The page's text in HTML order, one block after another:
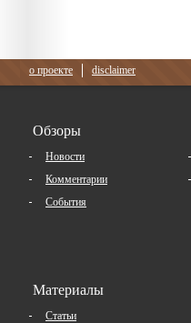
о проекте disclaimer
Обзоры
Новости
Комментарии
События
Материалы
Статьи